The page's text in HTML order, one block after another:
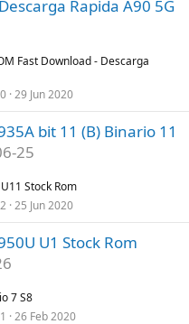
Rapida A90 5G
Fast Download - Descarga
0 29 Jun 2020
bit 11 (B) Binario 11
25
Stock Rom
2 25 Jun 2020
U1 Stock Rom
7 S8
1 26 Feb 2020